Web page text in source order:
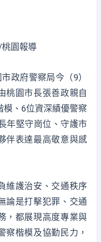
園報導
政府警察局今（9）
桃園市長張善政親自
模、6位資深績優警察
年堅守崗位、守護市
伴表達最高敬意與感
維護治安、交通秩序
論是打擊犯罪、交通
，都展現高度專業與
察楷模及協勤民力，